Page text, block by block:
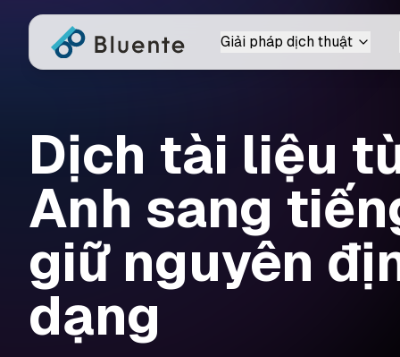
Giải pháp dịch thuật
Dịch tài liệu
Anh sang
giữ nguyên
dạng